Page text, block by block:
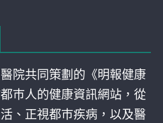
院共同策劃的《明報健康
巿人的健康資訊網站，從
、正視都巿疾病，以及醫